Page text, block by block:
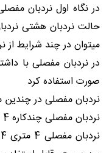
در نگاه اول نردبان
میتوان در چند شرایط از
در نردبان مفصلی با
صورت استفاده کرد
نردبان مفصلی در چندین
نردبان مفصلی چندکاره 4 متری :